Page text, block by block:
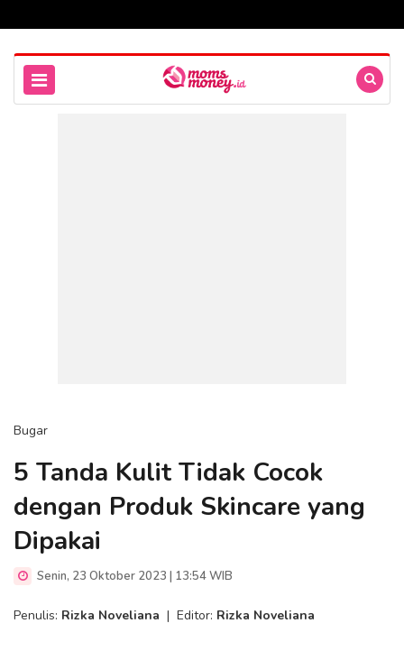
Bugar
5 Tanda Kulit Tidak Cocok
dengan Produk Skincare yang
Dipakai
Senin, 23 Oktober 2023 | 13:54 WIB
Penulis: Rizka Noveliana | Editor: Rizka Noveliana